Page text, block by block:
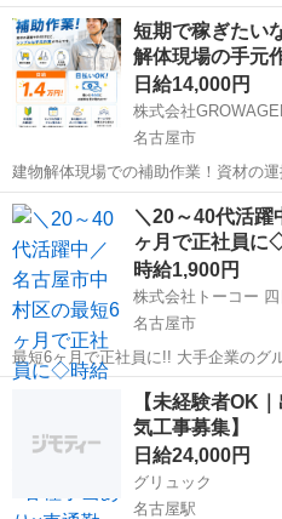
い工具や重機は使わず、 指示通りに
スタートしやすいです。 【具体的には】 ・届いた植物や草花、資材の
運搬 ...
愛知 名古屋市 その他 個室
短期で稼ぎたい
解体現場の手元
日給14,000円
株式会社
名古屋市
建物解体現場での補助作業！資材の
元作業が中心です。 日給1.4万円！ 日払いOK！ 体を動かしたい方に
おすすめ！ NG事項 Wワークの方
愛知 その他 手
＼20～40代活躍
ヶ月で正社員
時給1,900円
株式会社トーコー
名古屋市
最短6ヶ月で正社員に!! 大手企業のグ
仕事です。 〜お仕事内容〜 設備保全(電計) 保全計画に則した工事計
画・手配・工事管理 電計備品の管理
設備故障時の緊急対応...
名古屋市 その他
【未経験者OK
気工事募集】
日給24,000円
グリュック
名古屋駅